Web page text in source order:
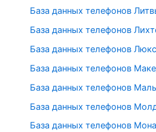
База данных телефонов
База данных телефонов
База данных телефонов
База данных телефонов
База данных телефонов
База данных телефонов
База данных телефонов